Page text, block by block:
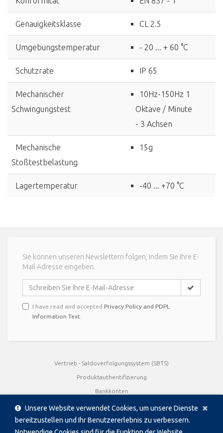
×
Unsere Website verwendet Cookies, um unsere Dienste
bereitzustellen und Ihr Benutzererlebnis zu verbessern.
Genauigkeitsklasse CL 2.5
Umgebungstemperatur - 20 ... + 60 °C
Schutzrate IP 65
Mechanischer
Schwingungstest
10Hz-150Hz 1
Oktave / Minute
- 3 Achsen
Mechanische
Stoßtestbelastung
15g
Lagertemperatur -40 ... +70 °C
Sie können unseren Newslettern folgen, indem Sie Ihre E-
Mail-Adresse eingeben.
I have read and accepted Privacy Policy and PDPL
Information Text
Vertrieb - Saldoverfolgungssystem (SBTS)
Produktauthentifizierung
Bankkonten
Benutzerhandbücher
Qualitätszertifikate